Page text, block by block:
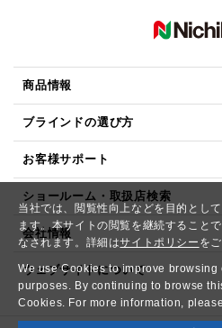
当社では、閲覧性向上などを目的とし
ます。本サイトの閲覧を継続すること
なされます。詳細はサイトポリシー を
We use Cookies to improve
purposes. By continuing to browse
Cookies. For more information,
商品情報
ブラインドの選び方
お客様サポート
ショールーム・取扱店検索
会社情報
ウェブサイトについて